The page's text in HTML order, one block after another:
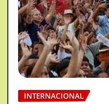
INTERNACIONAL